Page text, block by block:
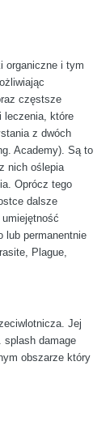
organiczne i tym
częstsze
leczenia, które
z dwóch
Academy). Są to
nich oślepia
Oprócz tego
dalsze
lub permanentnie
Plague,
Jej
splash damage
obszarze który